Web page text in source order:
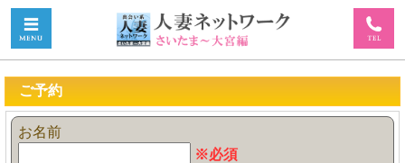
ご予約
お名前
※必須